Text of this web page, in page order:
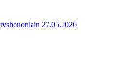
tvshouonlain 27.05.2026